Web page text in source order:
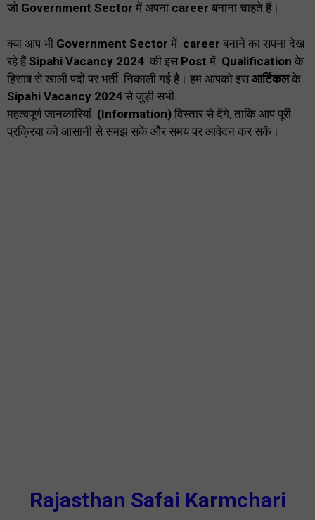
जो Government Sector में अपना career बनाना चाहते हैं।
क्या आप भी Government Sector में career बनाने का सपना देख
रहे हैंSipahi Vacancy 2024 की इस Post में Qualification के
हिसाब से खाली पदों पर भर्ती निकाली गई है। हम आपको इसआर्टिकलके
Sipahi Vacancy 2024 से जुड़ी सभी
महत्वपूर्ण जानकारियां (Information) विस्तार से देंगे, ताकि आप पूरी
प्रक्रिया को आसानी से समझ सकें और समय पर आवेदन कर सकें।
Rajasthan Safai Karmchari